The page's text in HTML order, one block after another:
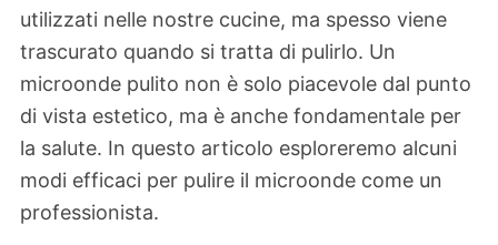
utilizzati nelle nostre cucine, ma spesso viene
trascurato quando si tratta di pulirlo. Un
microonde pulito non è solo piacevole dal punto
di vista estetico, ma è anche fondamentale per
la salute. In questo articolo esploreremo alcuni
modi efficaci per pulire il microonde come un
professionista.